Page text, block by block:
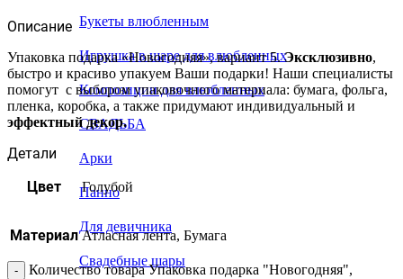
Букеты влюбленным
Игрушка в шаре для влюбленных
Композиции для влюбленных
СВАДЬБА
Арки
Панно
Для девичника
Свадебные шары
Описание
Упаковка подарка «Новогодняя», вариант 5.Эксклюзивно,
быстро и красиво упакуем Ваши подарки! Наши специалисты
помогут с выбором упаковочного материала: бумага, фольга,
пленка, коробка, а также придумают индивидуальный и
эффектный декор.
Детали
Цвет
Голубой
Материал Атласная лента, Бумага
Количество товара Упаковка подарка "Новогодняя",